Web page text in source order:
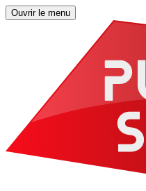
Ouvrir le menu